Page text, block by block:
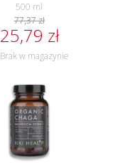
500 ml
77,37 zł
25,79 zł
Brak w magazynie